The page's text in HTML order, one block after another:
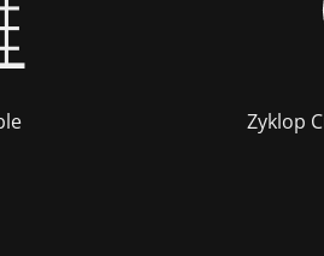
Zyklop